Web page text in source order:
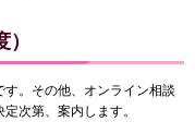
。その他、オンライン相談
次第、案内します。